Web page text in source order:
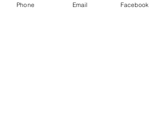
Jahrbuch Kreis Trier-Saarburg
Phone Email Facebook